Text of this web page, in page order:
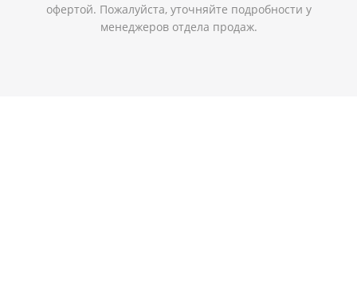
офертой. Пожалуйста, уточняйте подробности у
менеджеров отдела продаж.